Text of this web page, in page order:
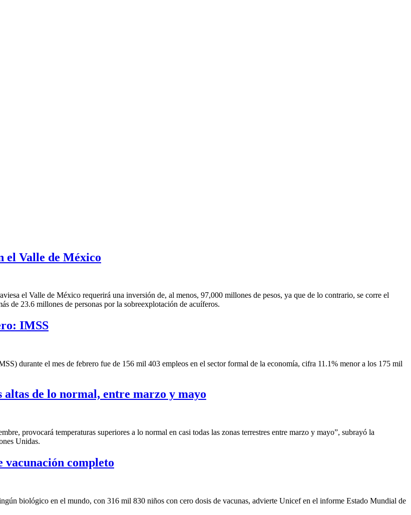
el Valle de México
el Valle de México requerirá una inversión de, al menos, 97,000 millones de pesos, ya que de lo contrario, se corre el
de 23.6 millones de personas por la sobreexplotación de acuíferos.
IMSS
durante el mes de febrero fue de 156 mil 403 empleos en el sector formal de la economía, cifra 11.1% menor a los 175 mil
de lo normal, entre marzo y mayo
provocará temperaturas superiores a lo normal en casi todas las zonas terrestres entre marzo y mayo”, subrayó la
Unidas.
vacunación completo
biológico en el mundo, con 316 mil 830 niños con cero dosis de vacunas, advierte Unicef en el informe Estado Mundial de